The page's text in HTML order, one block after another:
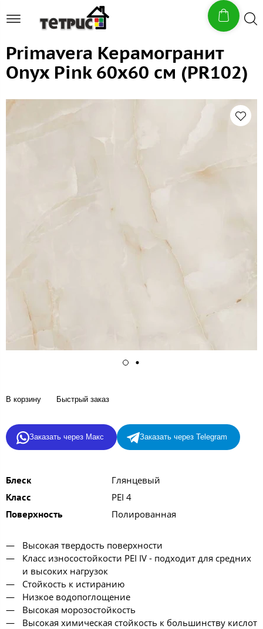
Primavera Керамогранит
Onyx Pink 60x60 см (PR102)
В корзину Быстрый заказ
Заказать через Макс Заказать через Telegram
Блеск Глянцевый
Класс PEI 4
Поверхность Полированная
Высокая твердость поверхности
Класс износостойкости PEI IV - подходит для средних
и высоких нагрузок
Стойкость к истиранию
Низкое водопоглощение
Высокая морозостойкость
Высокая химическая стойкость к большинству кислот